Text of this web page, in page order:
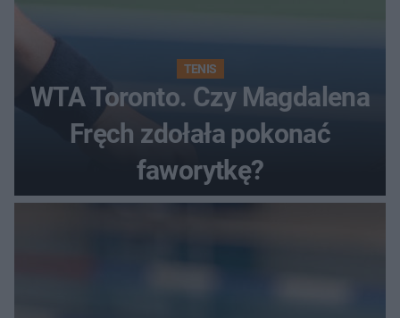
TENIS
WTA Toronto. Czy Magdalena
Fręch zdołała pokonać
faworytkę?